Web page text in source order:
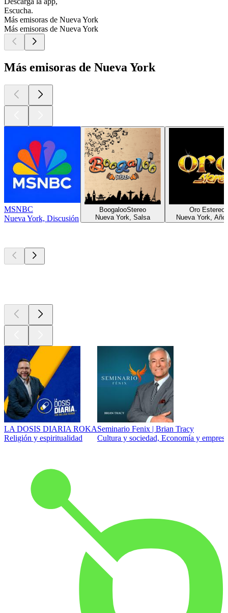
Escucha.
Más emisoras de Nueva York
Más emisoras de Nueva York
Más emisoras de Nueva York
MSNBC
Nueva York, Discusión
BoogalooStereo
Nueva York, Salsa
Oro Estereo
Nueva York,
LA DOSIS DIARIA ROKA
Religión y espiritualidad
Seminario Fenix | Brian Tracy
Cultura y sociedad, Economía y